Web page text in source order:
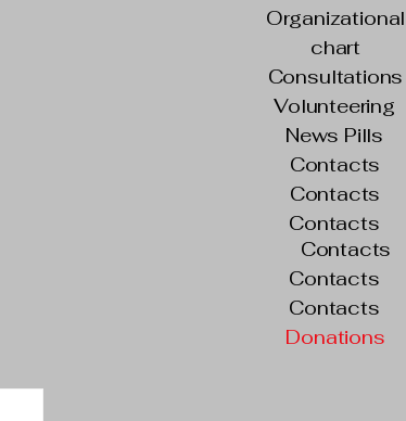
Organizational
chart
Consultations
Volunteering
News Pills
Contacts
Contacts
Contacts
Contacts
Contacts
Contacts
Donations